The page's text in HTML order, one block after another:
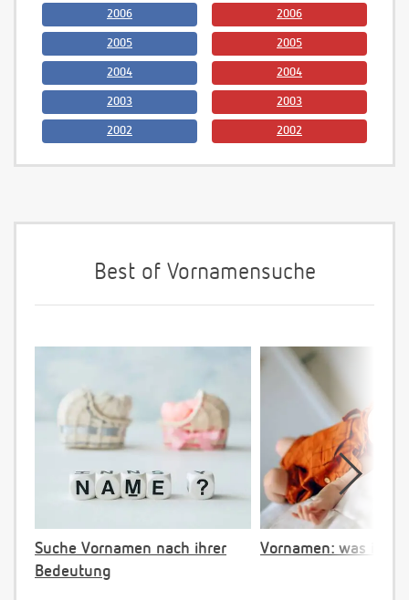
2006
2005
2004
2003
2002
2006
2005
2004
2003
2002
Best of Vornamensuche
Suche Vornamen nach ihrer
Bedeutung
Vornamen: was ist